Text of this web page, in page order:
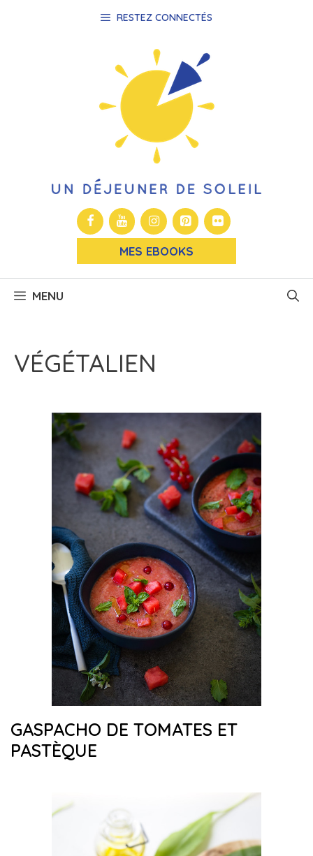
RESTEZ CONNECTÉS
MES EBOOKS
MENU
VÉGÉTALIEN
GASPACHO DE TOMATES ET
PASTÈQUE